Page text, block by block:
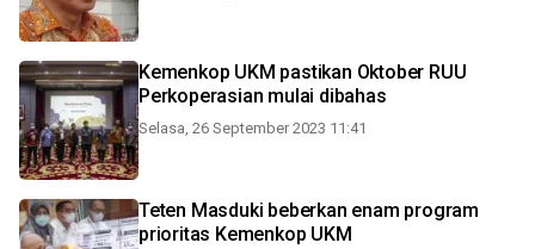
Kemenkop UKM pastikan Oktober RUU
Perkoperasian mulai dibahas
Selasa, 26 September 2023 11:41
Teten Masduki beberkan enam program
prioritas Kemenkop UKM